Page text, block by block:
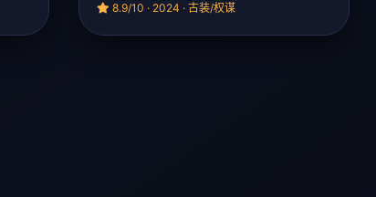
8.9/10 · 2024 · 古装/权谋